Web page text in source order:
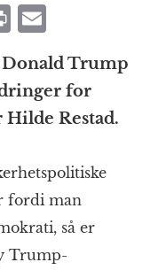
P
ri
n
t
m
ai
l
Trump
for
Restad.
fordi man
så er
Trump-